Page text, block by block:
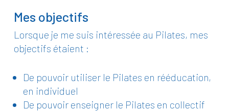
Mes objectifs
Lorsque je me suis intéressée au Pilates, mes
objectifs étaient :
De pouvoir utiliser le Pilates en rééducation,
en individuel
De pouvoir enseigner le Pilates en collectif